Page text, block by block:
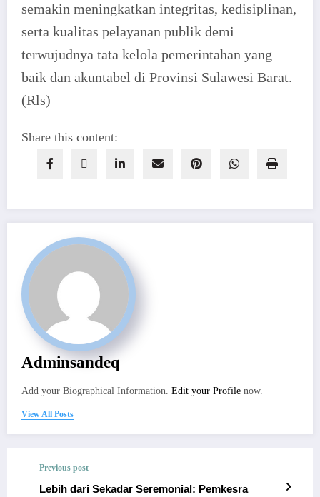
semakin meningkatkan integritas, kedisiplinan,
serta kualitas pelayanan publik demi
terwujudnya tata kelola pemerintahan yang
baik dan akuntabel di Provinsi Sulawesi Barat.
(Rls)
Share this content:
Adminsandeq
Add your Biographical Information. Edit your Profile now.
View All Posts
Previous post
Lebih dari Sekadar Seremonial: Pemkesra